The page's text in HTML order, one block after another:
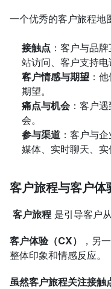
一个优秀的客户旅程地
接触点 ：客户与品
站访问、客户支持电
客户情感与期望 ：
期望。
痛点与机会 ：客户
会。
参与渠道 ：客户与
媒体、实时聊天、实
客户旅程与客户体
客户旅程 是引导客户
客户体验（CX）
，另
整体印象和情感反应。
虽然客户旅程关注接